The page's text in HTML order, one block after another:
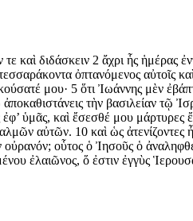
διδάσκειν 2 ἄχρι ἧς ἡμέρας
ὀπτανόμενος αὐτοῖς
μου· 5 ὅτι Ἰωάννης μὲν
τὴν βασιλείαν τῷ
ὑμᾶς, καὶ ἔσεσθέ μου
αὐτῶν. 10 καὶ ὡς ἀτενίζοντες
οὐρανόν; οὗτος ὁ Ἰησοῦς ὁ
ἐλαιῶνος, ὅ ἐστιν ἐγγὺς